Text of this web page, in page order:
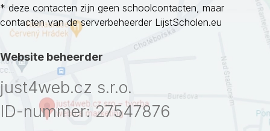
* deze contacten zijn geen schoolcontacten, maar
contacten van de serverbeheerder LijstScholen.eu
Website beheerder
just4web.cz s.r.o.
ID-nummer: 27547876